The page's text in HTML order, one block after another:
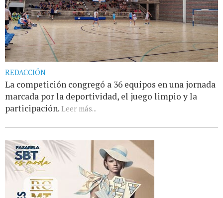
REDACCIÓN
La competición congregó a 36 equipos en una jornada
marcada por la deportividad, el juego limpio y la
participación. Leer más...